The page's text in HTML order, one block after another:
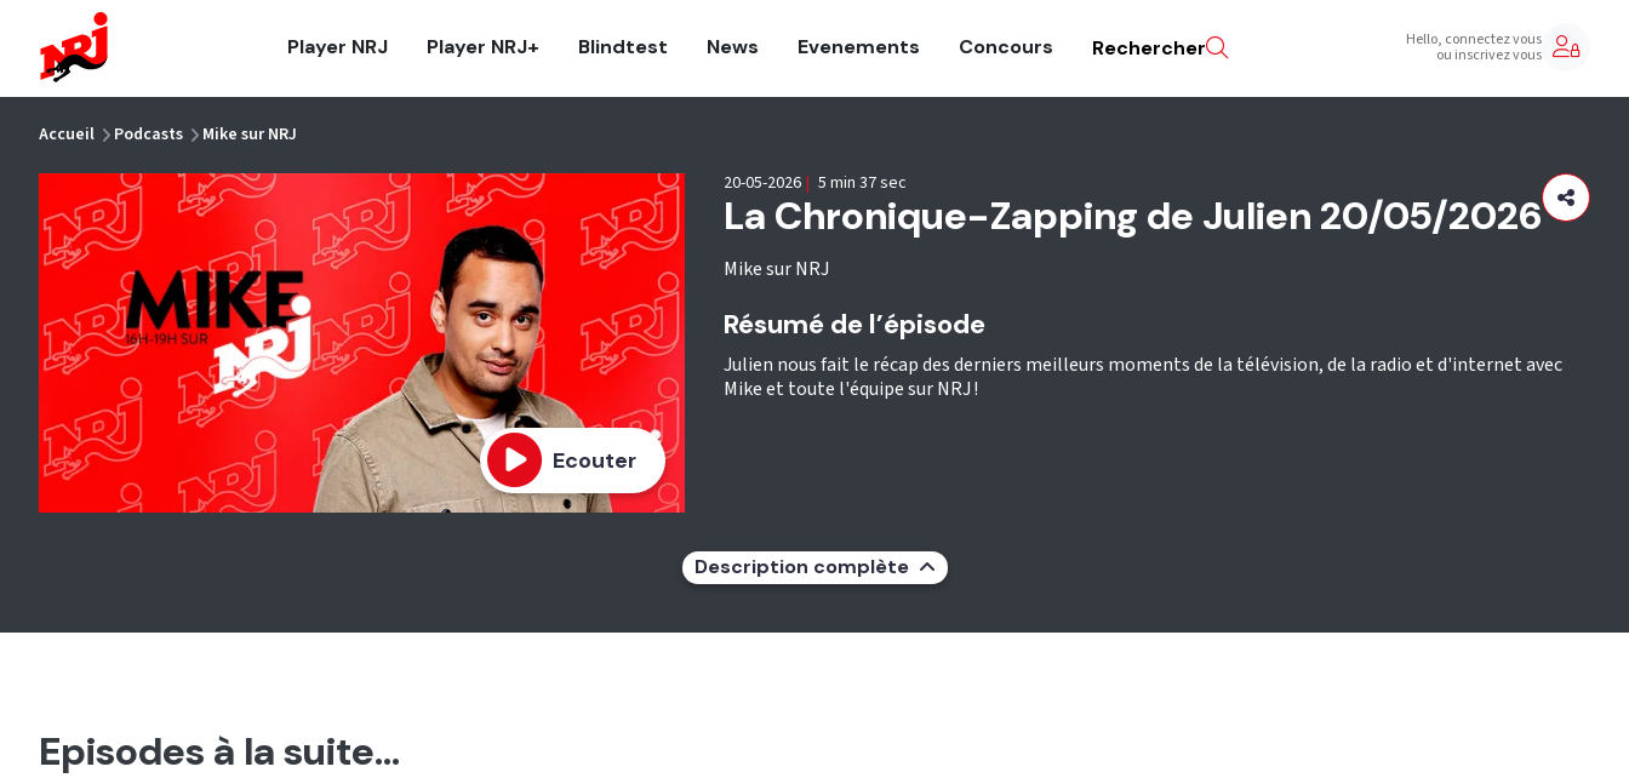
Player NRJ Player NRJ+ Blindtest News Evenements Concours Rechercher Hello, connectez vous
ou inscrivez vous
Accueil Podcasts Mike sur NRJ
Ecouter
La Chronique-Zapping de Julien 20/05/2026
Mike sur NRJ
20-05-2026 | 5 min 37 sec
Résumé de l’épisode
Julien nous fait le récap des derniers meilleurs moments de la télévision, de la radio et d'internet avec
Mike et toute l'équipe sur NRJ !
Description complète
Episodes à la suite...